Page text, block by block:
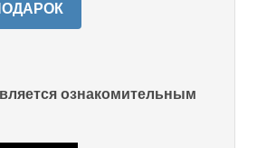
ознакомительным